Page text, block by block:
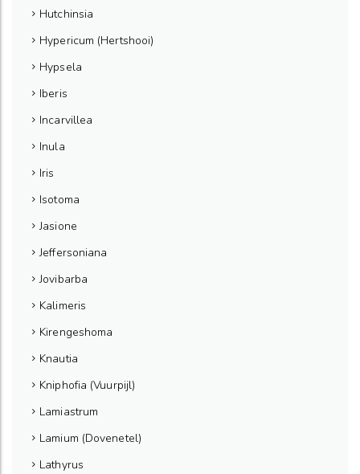
Hutchinsia
Hypericum (Hertshooi)
Hypsela
Iberis
Incarvillea
Inula
Iris
Isotoma
Jasione
Jeffersoniana
Jovibarba
Kalimeris
Kirengeshoma
Knautia
Kniphofia (Vuurpijl)
Lamiastrum
Lamium (Dovenetel)
Lathyrus